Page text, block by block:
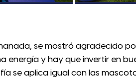
se mostró agradecido
energía y hay que invertir en
se aplica igual con las